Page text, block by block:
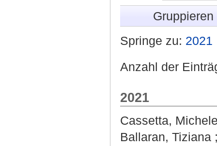
Springe zu: 2021
Anzahl der
2021
Cassetta,
Ballaran, Tiziana